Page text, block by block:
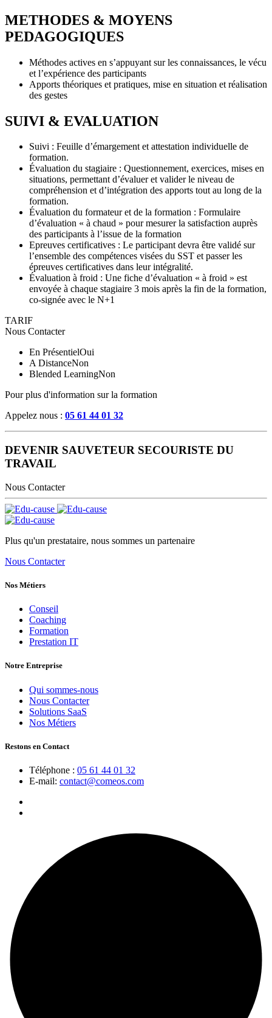
METHODES & MOYENS
PEDAGOGIQUES
Méthodes actives en s’appuyant sur les connaissances, le vécu
et l’expérience des participants
Apports théoriques et pratiques, mise en situation et réalisation
des gestes
SUIVI & EVALUATION
Suivi : Feuille d’émargement et attestation individuelle de
formation.
Évaluation du stagiaire : Questionnement, exercices, mises en
situations, permettant d’évaluer et valider le niveau de
compréhension et d’intégration des apports tout au long de la
formation.
Évaluation du formateur et de la formation : Formulaire
d’évaluation « à chaud » pour mesurer la satisfaction auprès
des participants à l’issue de la formation
Epreuves certificatives : Le participant devra être validé sur
l’ensemble des compétences visées du SST et passer les
épreuves certificatives dans leur intégralité.
Évaluation à froid : Une fiche d’évaluation « à froid » est
envoyée à chaque stagiaire 3 mois après la fin de la formation,
co-signée avec le N+1
TARIF
Nous Contacter
En PrésentielOui
A DistanceNon
Blended LearningNon
Pour plus d'information sur la formation
Appelez nous : 05 61 44 01 32
DEVENIR SAUVETEUR SECOURISTE DU
TRAVAIL
Nous Contacter
Plus qu'un prestataire, nous sommes un partenaire
Nous Contacter
Nos Métiers
Conseil
Coaching
Formation
Prestation IT
Notre Entreprise
Qui sommes-nous
Nous Contacter
Solutions SaaS
Nos Métiers
Restons en Contact
Téléphone : 05 61 44 01 32
E-mail: contact@comeos.com